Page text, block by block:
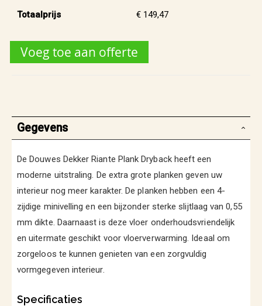
Totaalprijs € 149,47
Voeg toe aan offerte
Gegevens
De Douwes Dekker Riante Plank Dryback heeft een
moderne uitstraling. De extra grote planken geven uw
interieur nog meer karakter. De planken hebben een 4-
zijdige minivelling en een bijzonder sterke slijtlaag van 0,55
mm dikte. Daarnaast is deze vloer onderhoudsvriendelijk
en uitermate geschikt voor vloerverwarming. Ideaal om
zorgeloos te kunnen genieten van een zorgvuldig
vormgegeven interieur.
Specificaties